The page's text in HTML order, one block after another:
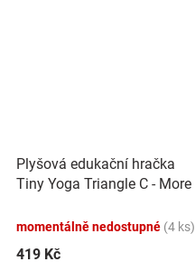
Plyšová edukační hračka
Tiny Yoga Triangle C - More
BabyOno
momentálně nedostupné (4 ks)
419 Kč